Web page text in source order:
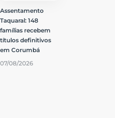
Assentamento
Taquaral: 148
famílias recebem
títulos definitivos
em Corumbá
07/08/2026